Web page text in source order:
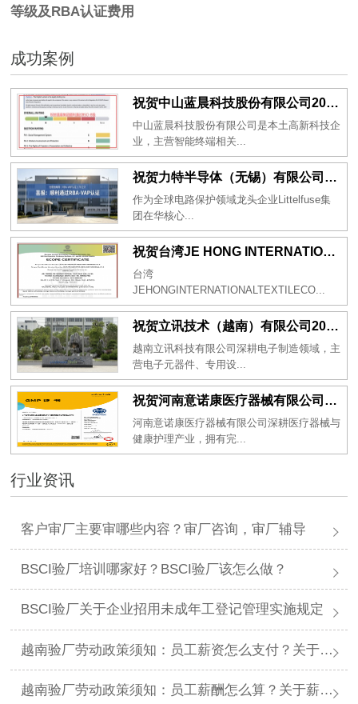
等级及RBA认证费用
成功案例
祝贺中山蓝晨科技股份有限公司2026年一次性成功通过BSCI验厂-B级
中山蓝晨科技股份有限公司是本土高新科技企
业，主营智能终端相关...
祝贺力特半导体（无锡）有限公司2026年一次性成功通过RBA-VAP认证审核并取得170.2分
作为全球电路保护领域龙头企业Littelfuse集
团在华核心...
祝贺台湾JE HONG INTERNATIONAL TEXTILE CO., LTD 2026年一次性成功通过GRS认证
台湾
JEHONGINTERNATIONALTEXTILECO...
祝贺立讯技术（越南）有限公司2026年一次性成功通过RBA-VAP审核获得金牌评级！
越南立讯科技有限公司深耕电子制造领域，主
营电子元器件、专用设...
祝贺河南意诺康医疗器械有限公司2026年一次性成功通过GMP认证
河南意诺康医疗器械有限公司深耕医疗器械与
健康护理产业，拥有完...
行业资讯
客户审厂主要审哪些内容？审厂咨询，审厂辅导
BSCI验厂培训哪家好？BSCI验厂该怎么做？
BSCI验厂关于企业招用未成年工登记管理实施规定
越南验厂劳动政策须知：员工薪资怎么支付？关于薪资支付有哪些规定呢？
越南验厂劳动政策须知：员工薪酬怎么算？关于薪酬有哪些规定呢？​